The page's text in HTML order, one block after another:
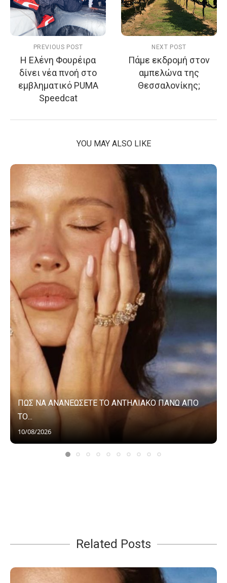
PREVIOUS POST
Η Ελένη Φουρέιρα
δίνει νέα πνοή στο
εμβληματικό PUMA
Speedcat
NEXT POST
Πάμε εκδρομή στον
αμπελώνα της
Θεσσαλονίκης;
YOU MAY ALSO LIKE
ΠΩΣ ΝΑ ΑΝΑΝΕΩΣΕΤΕ ΤΟ ΑΝΤΗΛΙΑΚΟ ΠΑΝΩ ΑΠΟ
ΤΟ...
10/08/2026
Related Posts